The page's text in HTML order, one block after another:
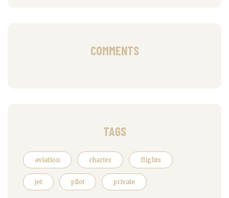
COMMENTS
TAGS
aviation charter flights
jet pilot private